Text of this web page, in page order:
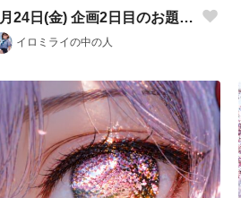
4月24日(金) 企画2日目のお題「リラックス」に挑戦✨
イロミライの中の人